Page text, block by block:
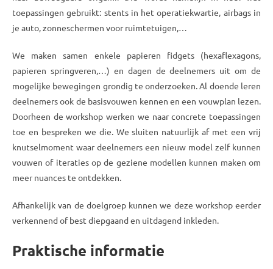
toepassingen gebruikt: stents in het operatiekwartie, airbags in
je auto, zonneschermen voor ruimtetuigen,…
We maken samen enkele papieren fidgets (hexaflexagons,
papieren springveren,…) en dagen de deelnemers uit om de
mogelijke bewegingen grondig te onderzoeken. Al doende leren
deelnemers ook de basisvouwen kennen en een vouwplan lezen.
Doorheen de workshop werken we naar concrete toepassingen
toe en bespreken we die. We sluiten natuurlijk af met een vrij
knutselmoment waar deelnemers een nieuw model zelf kunnen
vouwen of iteraties op de geziene modellen kunnen maken om
meer nuances te ontdekken.
Afhankelijk van de doelgroep kunnen we deze workshop eerder
verkennend of best diepgaand en uitdagend inkleden.
Praktische informatie